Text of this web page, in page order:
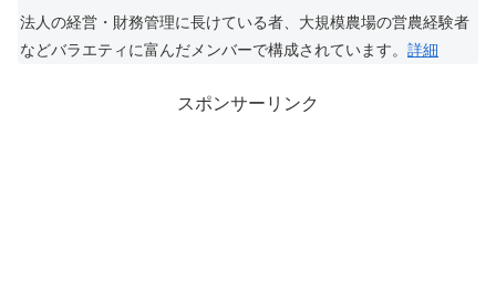
法人の経営・財務管理に長けている者、大規模農場の営農経験者
などバラエティに富んだメンバーで構成されています。 詳細
スポンサーリンク